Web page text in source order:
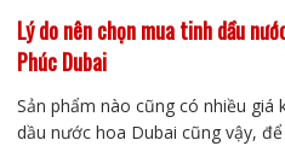
Lý do nên chọn mua tinh dầu
Phúc Dubai
Sản phẩm nào cũng có nhiều
dầu nước hoa Dubai cũng vậy,